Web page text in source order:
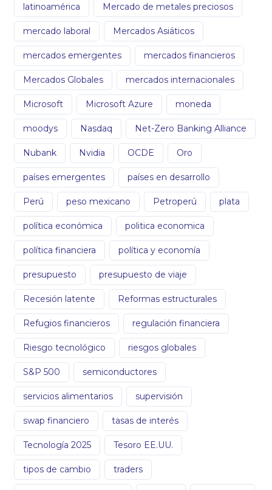
latinoamérica Mercado de metales preciosos
mercado laboral Mercados Asiáticos
mercados emergentes mercados financieros
Mercados Globales mercados internacionales
Microsoft Microsoft Azure moneda
moodys Nasdaq Net-Zero Banking Alliance
Nubank Nvidia OCDE Oro
países emergentes países en desarrollo
Perú peso mexicano Petroperú plata
política económica politica economica
política financiera política y economía
presupuesto presupuesto de viaje
Recesión latente Reformas estructurales
Refugios financieros regulación financiera
Riesgo tecnológico riesgos globales
S&P 500 semiconductores
servicios alimentarios supervisión
swap financiero tasas de interés
Tecnología 2025 Tesoro EE.UU.
tipos de cambio traders